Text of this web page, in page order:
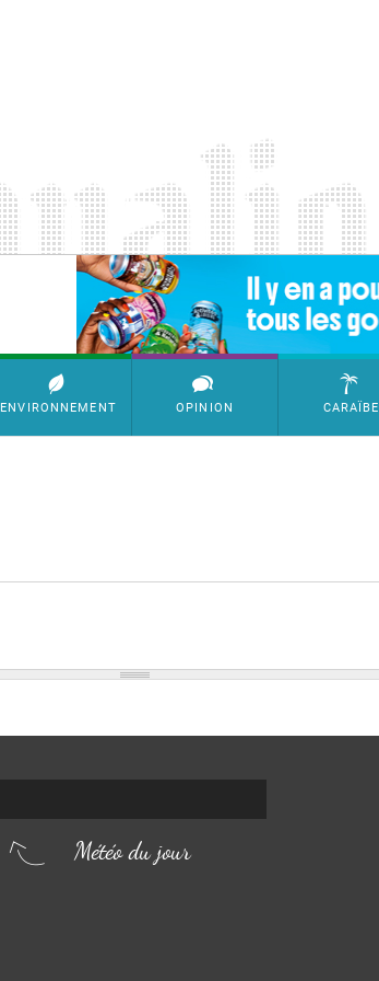
SimpleAds Block Bannière
ENVIRONNEMENT OPINION CARAÏBE
Météo du jour